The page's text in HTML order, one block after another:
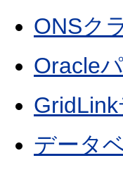
ONSク
Oracle
データ